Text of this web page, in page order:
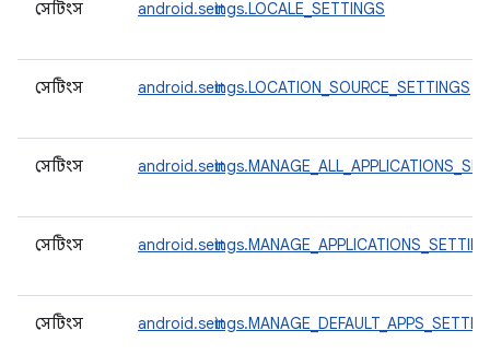
সেটিংস android.settings.LOCALE_SETTINGS
সেটিংস android.settings.LOCATION_SOURCE_SETTINGS
সেটিংস
সেটিংস
সেটিংস